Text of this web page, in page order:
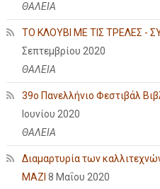
ΘΑΛΕΙΑ
ΤΟ ΚΛΟΥΒΙ ΜΕ ΤΙΣ ΤΡΕΛΕΣ -
Σεπτεμβρίου 2020
ΘΑΛΕΙΑ
39ο Πανελλήνιο Φεστιβάλ
Ιουνίου 2020
ΘΑΛΕΙΑ
Διαμαρτυρία των
ΜΑΖΙ 8 Μαΐου 2020